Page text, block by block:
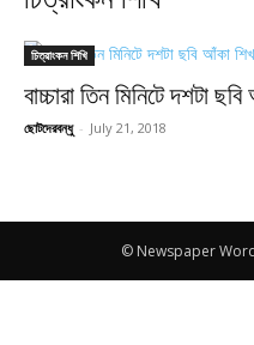
চিত্রাংকন শিখি
বাচ্চারা তিন মিনিটে দশটা
ছোটদেরবন্ধু - July 21, 2018
© Newspaper